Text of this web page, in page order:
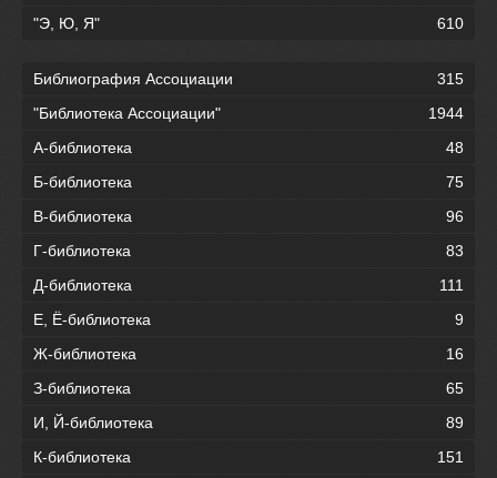
"Э, Ю, Я"
610
Библиография Ассоциации
315
"Библиотека Ассоциации"
1944
А-библиотека
48
Б-библиотека
75
В-библиотека
96
Г-библиотека
83
Д-библиотека
111
Е, Ё-библиотека
9
Ж-библиотека
16
З-библиотека
65
И, Й-библиотека
89
К-библиотека
151